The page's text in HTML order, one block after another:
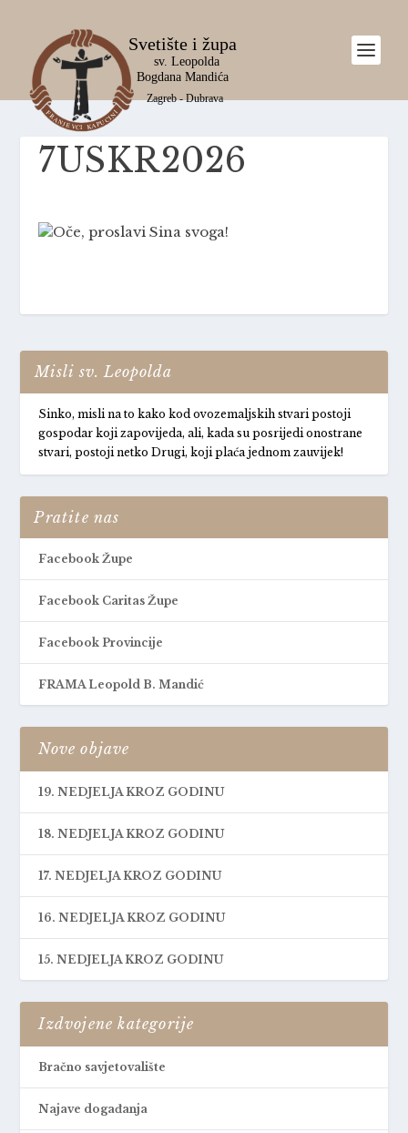
7USKR2026
Misli sv. Leopolda
Sinko, misli na to kako kod ovozemaljskih stvari postoji
gospodar koji zapovijeda, ali, kada su posrijedi onostrane
stvari, postoji netko Drugi, koji plaća jednom zauvijek!
Pratite nas
Facebook Župe
Facebook Caritas Župe
Facebook Provincije
FRAMA Leopold B. Mandić
Nove objave
19. NEDJELJA KROZ GODINU
18. NEDJELJA KROZ GODINU
17. NEDJELJA KROZ GODINU
16. NEDJELJA KROZ GODINU
15. NEDJELJA KROZ GODINU
Izdvojene kategorije
Bračno savjetovalište
Najave događanja